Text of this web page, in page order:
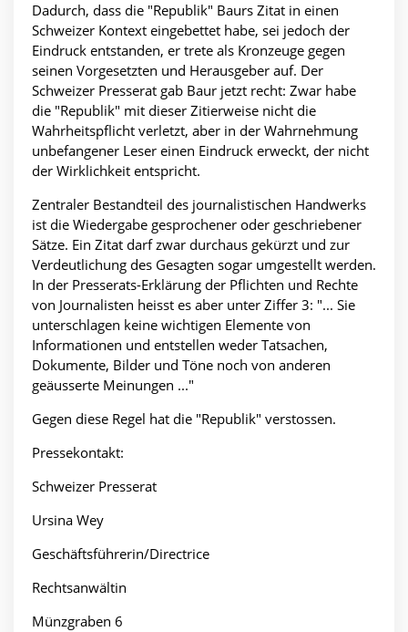
Dadurch, dass die "Republik" Baurs Zitat in einen
Schweizer Kontext eingebettet habe, sei jedoch der
Eindruck entstanden, er trete als Kronzeuge gegen
seinen Vorgesetzten und Herausgeber auf. Der
Schweizer Presserat gab Baur jetzt recht: Zwar habe
die "Republik" mit dieser Zitierweise nicht die
Wahrheitspflicht verletzt, aber in der Wahrnehmung
unbefangener Leser einen Eindruck erweckt, der nicht
der Wirklichkeit entspricht.
Zentraler Bestandteil des journalistischen Handwerks
ist die Wiedergabe gesprochener oder geschriebener
Sätze. Ein Zitat darf zwar durchaus gekürzt und zur
Verdeutlichung des Gesagten sogar umgestellt werden.
In der Presserats-Erklärung der Pflichten und Rechte
von Journalisten heisst es aber unter Ziffer 3: "... Sie
unterschlagen keine wichtigen Elemente von
Informationen und entstellen weder Tatsachen,
Dokumente, Bilder und Töne noch von anderen
geäusserte Meinungen ..."
Gegen diese Regel hat die "Republik" verstossen.
Pressekontakt:
Schweizer Presserat
Ursina Wey
Geschäftsführerin/Directrice
Rechtsanwältin
Münzgraben 6